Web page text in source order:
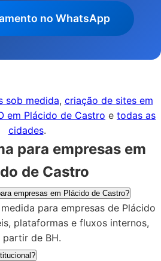
no WhatsApp
sob medida, criação de sites em
em Plácido de Castro e todas as
cidades.
para empresas em
de Castro
empresas em Plácido de Castro?
para empresas de Plácido
plataformas e fluxos internos,
partir de BH.